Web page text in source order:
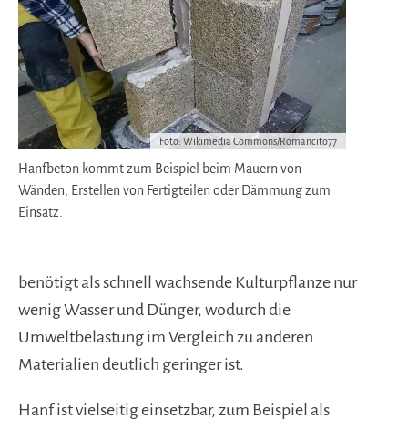
Hanfbeton kommt zum Beispiel beim Mauern von
Wänden, Erstellen von Fertigteilen oder Dämmung zum
Einsatz.
Foto: Wikimedia Commons/Romancito77
benötigt als schnell wachsende Kulturpflanze nur
wenig Wasser und Dünger, wodurch die
Umweltbelastung im Vergleich zu anderen
Materialien deutlich geringer ist.
Hanf ist vielseitig einsetzbar, zum Beispiel als